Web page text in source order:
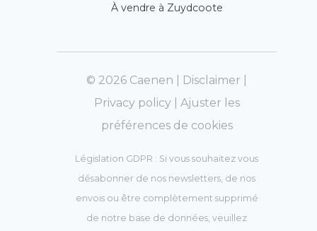
À vendre à Zuydcoote
© 2026 Caenen | Disclaimer
Privacy policy| Ajuster les
préférences de cookies
Législation GDPR : Si vous souhaitez vous
désabonner de nos newsletters, de nos
envois ou être complètement supprimé
de notre base de données, veuillez